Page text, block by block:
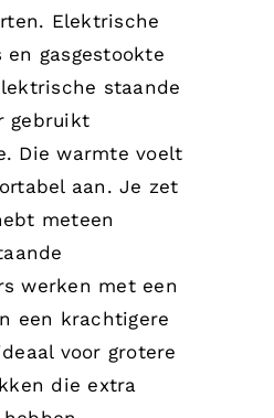
Elektrische
gasgestookte
staande
gebruikt
Die warmte voelt
aan. Je zet
meteen
werken met een
een krachtigere
voor grotere
die extra